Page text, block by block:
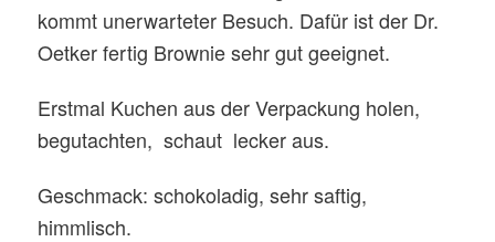
kommt unerwarteter Besuch. Dafür ist der Dr.
Oetker fertig Brownie sehr gut geeignet.
Erstmal Kuchen aus der Verpackung holen,
begutachten, schaut lecker aus.
Geschmack: schokoladig, sehr saftig,
himmlisch.